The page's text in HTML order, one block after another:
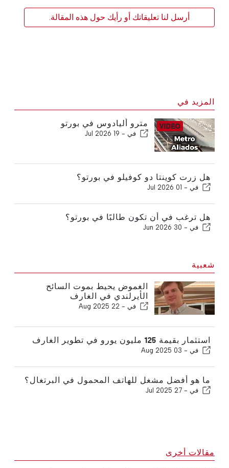
أرسل لنا تعليقاتك أو رأيك حول هذه المقالة.
المزيد في
مترو أليادوس في بورتو
في - 19 Jul 2026
هل زرت كوينتا دو كوفيلو في بورتو؟
في - 01 Jul 2026
هل ترغب في أن تكون طالبًا في بورتو؟
في - 30 Jun 2026
شعبية
الغموض يحيط بموت السائح
الأيرلندي في الغارف
في - 22 Aug 2025
استثمار بقيمة 125 مليون يورو في تطوير الغارف
في - 03 Aug 2025
ما هو أفضل مشغل للهاتف المحمول في البرتغال؟
في - 27 Jul 2025
مقالات أخرى